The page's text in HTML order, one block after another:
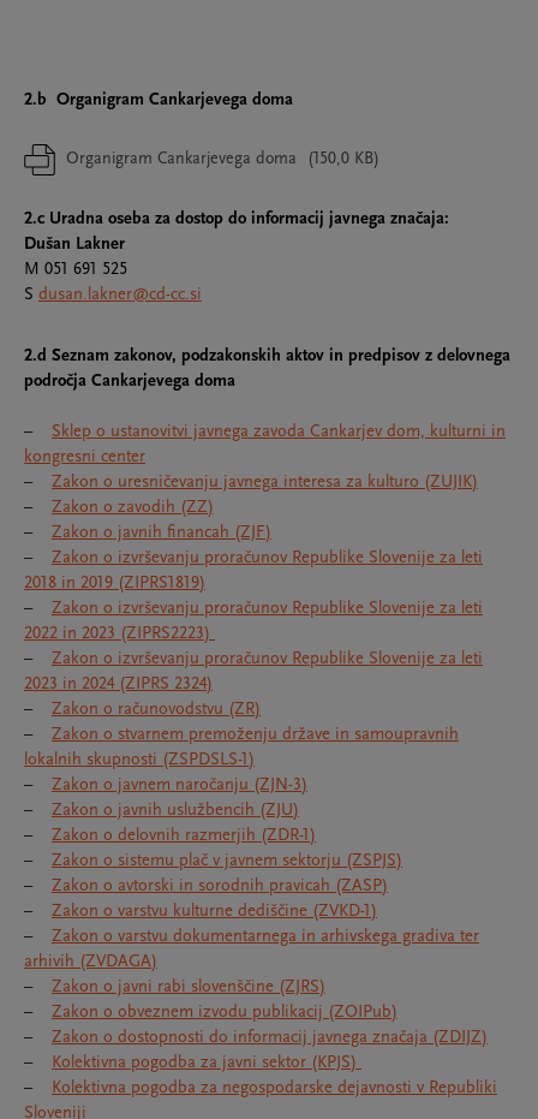
2.b Organigram Cankarjevega doma
Organigram Cankarjevega doma (150,0 KB)
2.c Uradna oseba za dostop do informacij javnega značaja:
Dušan Lakner
M 051 691 525
S dusan.lakner@cd-cc.si
2.d Seznam zakonov, podzakonskih aktov in predpisov z delovnega
področja Cankarjevega doma
– Sklep o ustanovitvi javnega zavoda Cankarjev dom, kulturni in
kongresni center
– Zakon o uresničevanju javnega interesa za kulturo (ZUJIK)
– Zakon o zavodih (ZZ)
– Zakon o javnih financah (ZJF)
– Zakon o izvrševanju proračunov Republike Slovenije za leti
2018 in 2019 (ZIPRS1819)
– Zakon o izvrševanju proračunov Republike Slovenije za leti
2022 in 2023 (ZIPRS2223)
– Zakon o izvrševanju proračunov Republike Slovenije za leti
2023 in 2024 (ZIPRS 2324)
– Zakon o računovodstvu (ZR)
– Zakon o stvarnem premoženju države in samoupravnih
lokalnih skupnosti (ZSPDSLS-1)
– Zakon o javnem naročanju (ZJN-3)
– Zakon o javnih uslužbencih (ZJU)
– Zakon o delovnih razmerjih (ZDR-1)
– Zakon o sistemu plač v javnem sektorju (ZSPJS)
– Zakon o avtorski in sorodnih pravicah (ZASP)
– Zakon o varstvu kulturne dediščine (ZVKD-1)
– Zakon o varstvu dokumentarnega in arhivskega gradiva ter
arhivih (ZVDAGA)
– Zakon o javni rabi slovenščine (ZJRS)
– Zakon o obveznem izvodu publikacij (ZOIPub)
– Zakon o dostopnosti do informacij javnega značaja (ZDIJZ)
– Kolektivna pogodba za javni sektor (KPJS)
– Kolektivna pogodba za negospodarske dejavnosti v Republiki
Sloveniji